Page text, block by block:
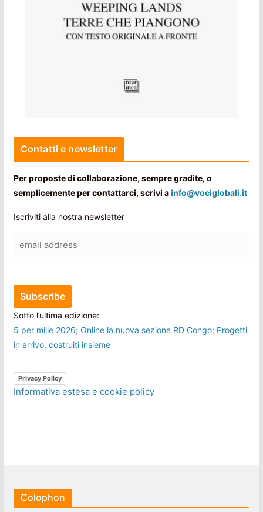
Contatti e newsletter
Per proposte di collaborazione, sempre gradite, o
semplicemente per contattarci, scrivi ainfo@vociglobali.it
Iscriviti alla nostra newsletter
Sotto l’ultima edizione:
5 per mille 2026; Online la nuova sezione RD Congo; Progetti
in arrivo, costruiti insieme
Privacy Policy
Informativa estesa e cookie policy
Colophon